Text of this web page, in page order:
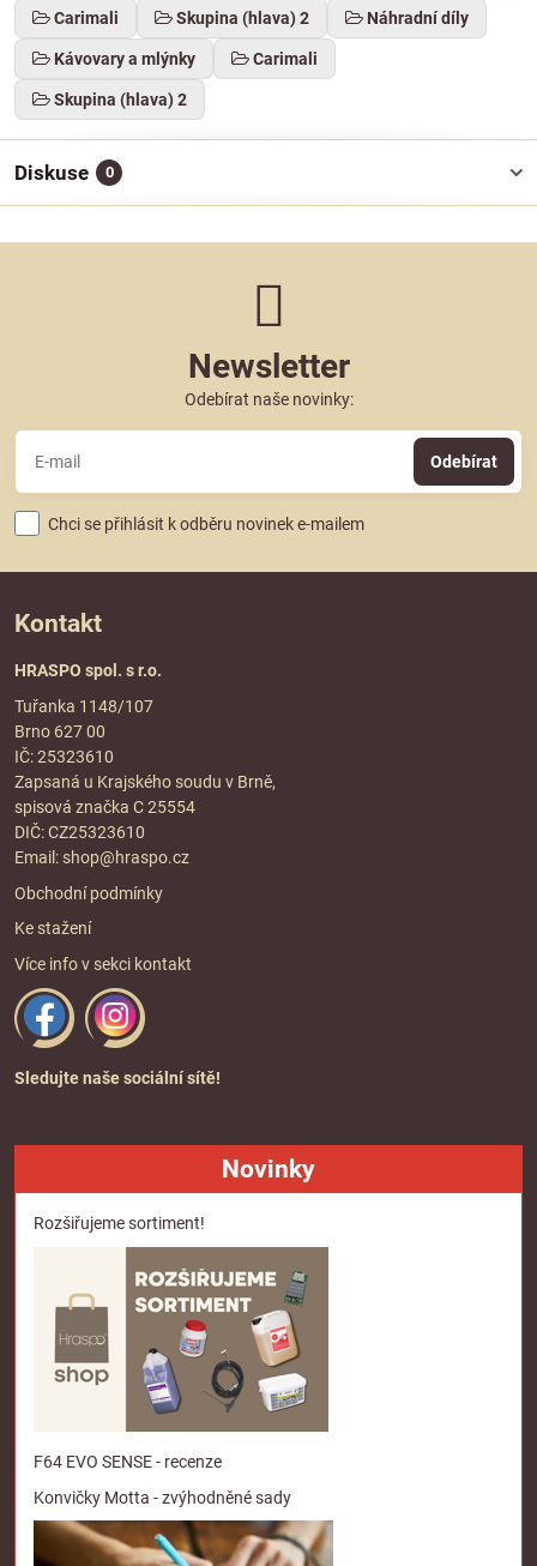
Carimali Skupina (hlava) 2 Náhradní díly
Kávovary a mlýnky Carimali
Skupina (hlava) 2
Diskuse 0
Newsletter
Odebírat naše novinky:
Odebírat
Chci se přihlásit k odběru novinek e-mailem
Kontakt
HRASPO spol. s r.o.
Tuřanka 1148/107
Brno 627 00
IČ: 25323610
Zapsaná u Krajského soudu v Brně,
spisová značka C 25554
DIČ: CZ25323610
Email: shop@hraspo.cz
Obchodní podmínky
Ke stažení
Více info v sekci kontakt
Sledujte naše sociální sítě!
Novinky
Rozšiřujeme sortiment!
F64 EVO SENSE - recenze
Konvičky Motta - zvýhodněné sady